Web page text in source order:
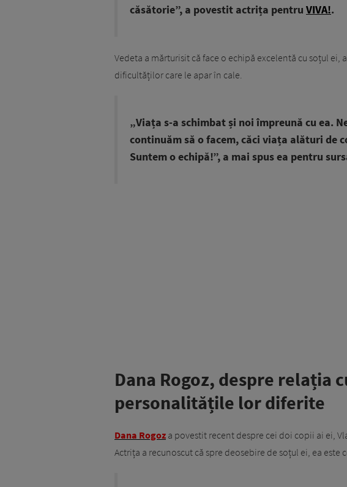
căsătorie”, a povestit actrița pentru VIVA!.
Vedeta a mărturisit că face o echipă excelentă cu soțul
dificultăților care le apar în cale.
„Viața s-a schimbat și noi împreună cu ea.
continuăm să o facem, căci viața alături de
Suntem o echipă!”, a mai spus ea pentru
Dana Rogoz, despre relația
personalitățile lor diferite
Dana Rogoz a povestit recent despre cei doi copii ai ei,
Actrița a recunoscut că spre deosebire de soțul ei, ea